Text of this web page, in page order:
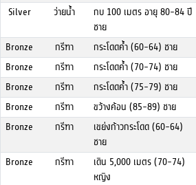
Silver
ว่ายน้ำ
กบ 100 เมตร อายุ 80-84 ปี
ชาย
Bronze กรีฑา กระโดดค้ำ (60-64) ชาย
Bronze
กรีฑา กระโดดค้ำ (70-74) ชาย
Bronze
กรีฑา กระโดดค้ำ (75-79) ชาย
Bronze
กรีฑา ขว้างค้อน (85-89) ชาย
Bronze
กรีฑา
เขย่งก้าวกระโดด (60-64)
ชาย
Bronze กรีฑา
เดิน 5,000 เมตร (70-74)
หญิง